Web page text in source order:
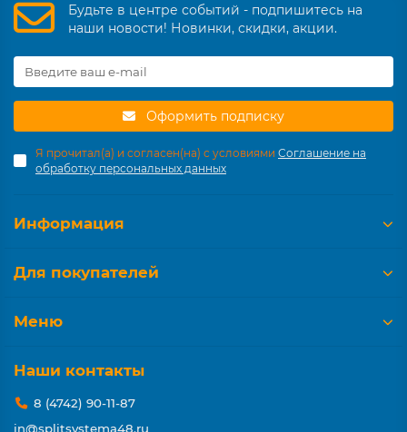
Будьте в центре событий - подпишитесь на
наши новости! Новинки, скидки, акции.
Оформить подписку
Я прочитал(а) и согласен(на) с условиями Соглашение на
обработку персональных данных
Информация
Для покупателей
Меню
Наши контакты
8 (4742) 90-11-87
in@splitsystema48.ru